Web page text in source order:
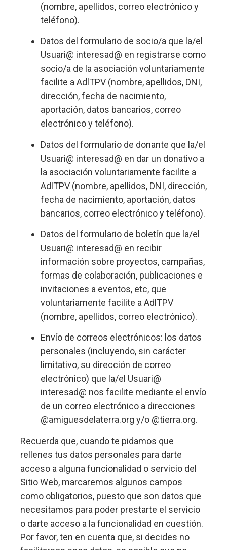
(nombre, apellidos, correo electrónico y
teléfono).
Datos del formulario de socio/a que la/el
Usuari@ interesad@ en registrarse como
socio/a de la asociación voluntariamente
facilite a AdlTPV (nombre, apellidos, DNI,
dirección, fecha de nacimiento,
aportación, datos bancarios, correo
electrónico y teléfono).
Datos del formulario de donante que la/el
Usuari@ interesad@ en dar un donativo a
la asociación voluntariamente facilite a
AdlTPV (nombre, apellidos, DNI, dirección,
fecha de nacimiento, aportación, datos
bancarios, correo electrónico y teléfono).
Datos del formulario de boletín que la/el
Usuari@ interesad@ en recibir
información sobre proyectos, campañas,
formas de colaboración, publicaciones e
invitaciones a eventos, etc, que
voluntariamente facilite a AdlTPV
(nombre, apellidos, correo electrónico).
Envío de correos electrónicos: los datos
personales (incluyendo, sin carácter
limitativo, su dirección de correo
electrónico) que la/el Usuari@
interesad@ nos facilite mediante el envío
de un correo electrónico a direcciones
@amiguesdelaterra.org y/o @tierra.org.
Recuerda que, cuando te pidamos que
rellenes tus datos personales para darte
acceso a alguna funcionalidad o servicio del
Sitio Web, marcaremos algunos campos
como obligatorios, puesto que son datos que
necesitamos para poder prestarte el servicio
o darte acceso a la funcionalidad en cuestión.
Por favor, ten en cuenta que, si decides no